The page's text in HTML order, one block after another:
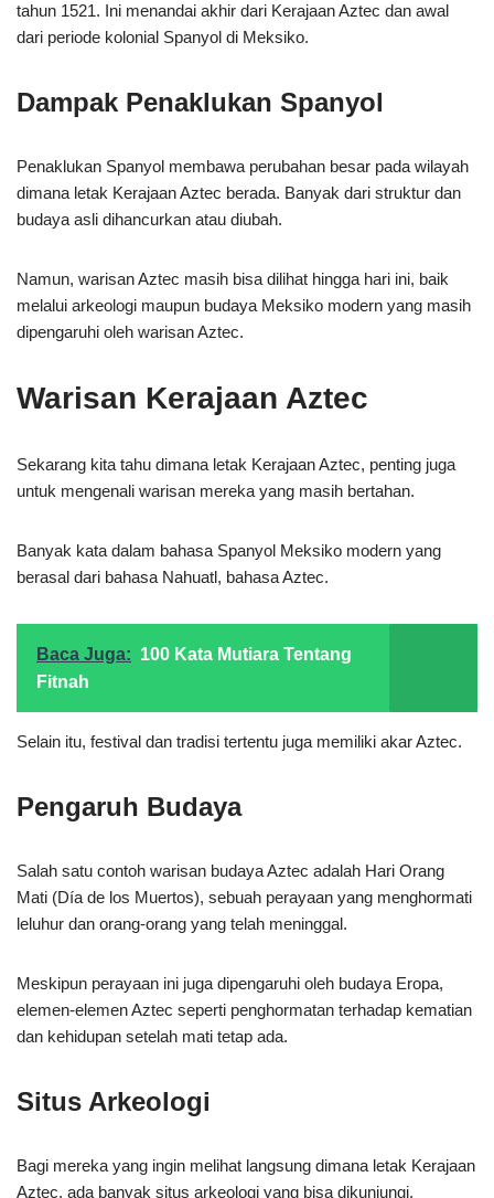
tahun 1521. Ini menandai akhir dari Kerajaan Aztec dan awal
dari periode kolonial Spanyol di Meksiko.
Dampak Penaklukan Spanyol
Penaklukan Spanyol membawa perubahan besar pada wilayah
dimana letak Kerajaan Aztec berada. Banyak dari struktur dan
budaya asli dihancurkan atau diubah.
Namun, warisan Aztec masih bisa dilihat hingga hari ini, baik
melalui arkeologi maupun budaya Meksiko modern yang masih
dipengaruhi oleh warisan Aztec.
Warisan Kerajaan Aztec
Sekarang kita tahu dimana letak Kerajaan Aztec, penting juga
untuk mengenali warisan mereka yang masih bertahan.
Banyak kata dalam bahasa Spanyol Meksiko modern yang
berasal dari bahasa Nahuatl, bahasa Aztec.
Baca Juga: 100 Kata Mutiara Tentang
Fitnah
Selain itu, festival dan tradisi tertentu juga memiliki akar Aztec.
Pengaruh Budaya
Salah satu contoh warisan budaya Aztec adalah Hari Orang
Mati (Día de los Muertos), sebuah perayaan yang menghormati
leluhur dan orang-orang yang telah meninggal.
Meskipun perayaan ini juga dipengaruhi oleh budaya Eropa,
elemen-elemen Aztec seperti penghormatan terhadap kematian
dan kehidupan setelah mati tetap ada.
Situs Arkeologi
Bagi mereka yang ingin melihat langsung dimana letak Kerajaan
Aztec, ada banyak situs arkeologi yang bisa dikunjungi.